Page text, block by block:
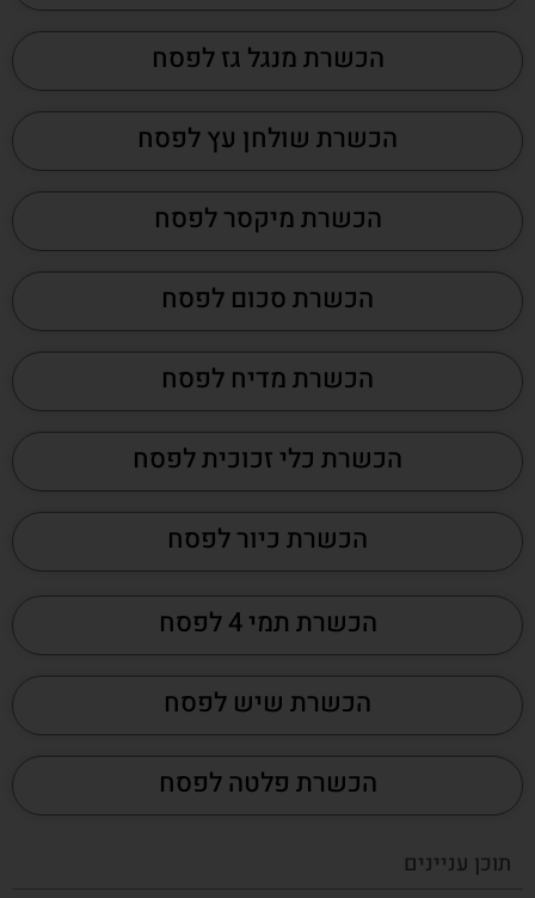
הכשרת מנגל גז לפסח
הכשרת שולחן עץ לפסח
הכשרת מיקסר לפסח
הכשרת סכום לפסח
הכשרת מדיח לפסח
הכשרת כלי זכוכית לפסח
הכשרת כיור לפסח
הכשרת תמי 4 לפסח
הכשרת שיש לפסח
הכשרת פלטה לפסח
תוכן עניינים